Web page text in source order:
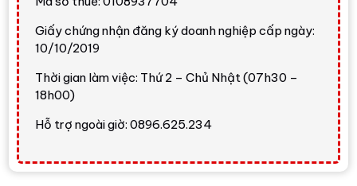
mắt hơn và dễ đồng bộ với các thiết bị gia dụng hiện đại.
Máy cócửa mở lớn
, giúp cho việc cho đồ cồng kềnh, bộ
đồ giường hoặc khăn tắm vào máy thuận tiện hơn. Bản lề
cửa nằm bên trái, vì vậy khi bố trí cần tính hướng mở cửa
để bỏ đồ, lấy đồ và vệ sinh gioăng cửa dễ dàng.
Công nghệ và tính năng nổi bật
HygienicCare diệt khuẩn đến 99,9% sau mỗi
Giấy chứng nhận đăng ký doanh nghiệp cấp ngày:
10/10/2019
Thời gian làm việc: Thứ 2 – Chủ Nhật (07h30 –
18h00)
Hỗ trợ ngoài giờ: 0896.625.234